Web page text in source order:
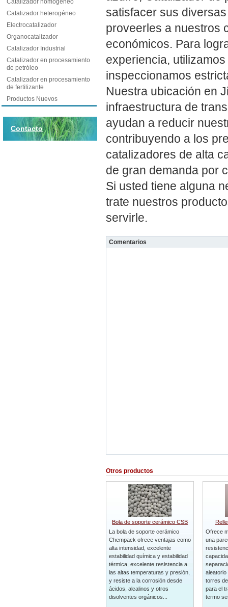
Catalizador homogéneo
Catalizador heterogéneo
Electrocatalizador
Organocatalizador
Catalizador Industrial
Catalizador en procesamiento
de petróleo
Catalizador en procesamiento
de fertilizante
Productos Nuevos
Contacto
satisfacer sus
proveerles a nuestros
económicos. Para
experiencia,
inspeccionamos
Nuestra ubicación en
infraestructura de
ayudan a reducir
contribuyendo a los
catalizadores de alta
de gran demanda por
Si usted tiene alguna
trate nuestros
servirle.
Comentarios
Otros productos
Bola de soporte cerámico CSB
La bola de soporte cerámico
Chempack ofrece ventajas como
alta intensidad, excelente
estabilidad química y estabilidad
térmica, excelente resistencia a
las altas temperaturas y presión,
y resiste a la corrosión desde
ácidos, alcalinos y otros
disolventes orgánicos...
Ofrece
una
aleatorio
torres
para el
termo